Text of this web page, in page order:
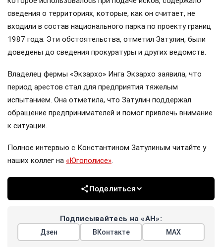
сведения о территориях, которые, как он считает, не
входили в состав национального парка по проекту границ
1987 года. Эти обстоятельства, отметил Затулин, были
доведены до сведения прокуратуры и других ведомств.
Владелец фермы «Экзархо» Инга Экзархо заявила, что
период арестов стал для предприятия тяжелым
испытанием. Она отметила, что Затулин поддержал
обращение предпринимателей и помог привлечь внимание
к ситуации.
Полное интервью с Константином Затулиным читайте у
наших коллег на «Югополисе».
Поделиться
Подписывайтесь на «АН»:
Дзен ВКонтакте МАХ